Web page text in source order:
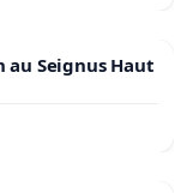
Seignus Haut